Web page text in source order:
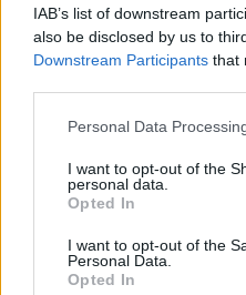
IAB’s list of downstream
also be disclosed by us to
Downstream Participants that
Please note that this
not limited to your visit or
grant or deny consent to
use your data for below
consent section.
Personal Data
I want to opt-out of the
personal data.
Opted In
I want to opt-out of the
Personal Data.
Opted In